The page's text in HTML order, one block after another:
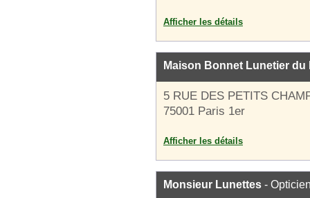
Afficher les détails
Maison Bonnet Lunetier du
5 RUE DES PETITS
75001 Paris 1er
Afficher les détails
Monsieur Lunettes -